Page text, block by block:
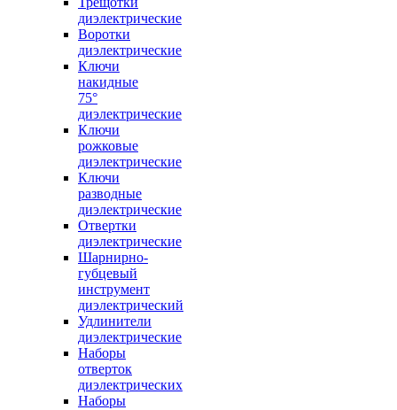
диэлектрические
Воротки
диэлектрические
Ключи
накидные
75°
диэлектрические
Ключи
рожковые
диэлектрические
Ключи
разводные
диэлектрические
Отвертки
диэлектрические
Шарнирно-
губцевый
инструмент
диэлектрический
Удлинители
диэлектрические
Наборы
отверток
диэлектрических
Наборы